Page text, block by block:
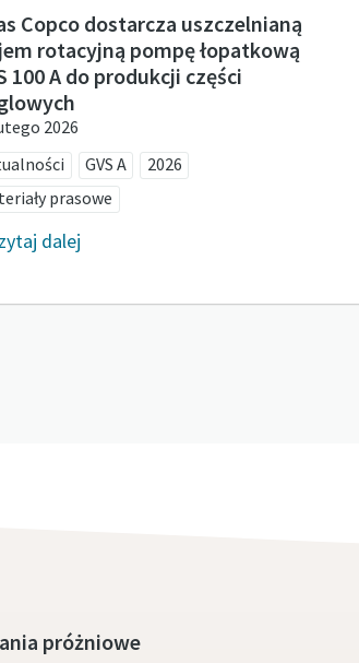
Copco dostarcza uszczelnianą
rotacyjną pompę łopatkową
100 A do produkcji części
2026
GVS A
2026
prasowe
dalej
próżniowe